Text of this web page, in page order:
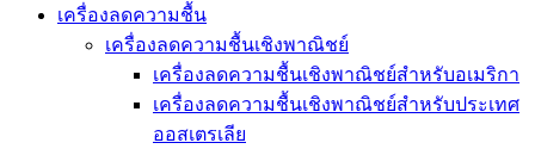
เครื่องลดความชื้น
เครื่องลดความชื้นเชิงพาณิชย์
เครื่องลดความชื้นเชิงพาณิชย์สำหรับอเมริกา
เครื่องลดความชื้นเชิงพาณิชย์สำหรับประเทศ
ออสเตรเลีย